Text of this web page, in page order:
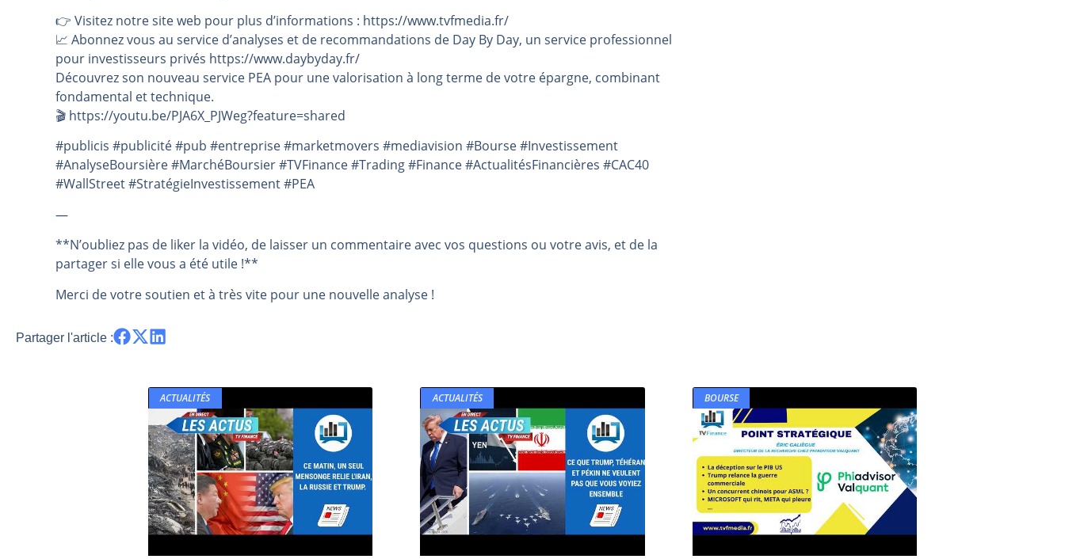
👉️ Visitez notre site web pour plus d’informations : https://www.tvfmedia.fr/
📈 Abonnez vous au service d’analyses et de recommandations de Day By Day, un service professionnel
pour investisseurs privés https://www.daybyday.fr/
Découvrez son nouveau service PEA pour une valorisation à long terme de votre épargne, combinant
fondamental et technique.
🎬️ https://youtu.be/PJA6X_PJWeg?feature=shared
#publicis #publicité #pub #entreprise #marketmovers #mediavision #Bourse #Investissement
#AnalyseBoursière #MarchéBoursier #TVFinance #Trading #Finance #ActualitésFinancières #CAC40
#WallStreet #StratégieInvestissement #PEA
—
**N’oubliez pas de liker la vidéo, de laisser un commentaire avec vos questions ou votre avis, et de la
partager si elle vous a été utile !**
Merci de votre soutien et à très vite pour une nouvelle analyse !
Partager l'article :
ACTUALITÉS ACTUALITÉS BOURSE